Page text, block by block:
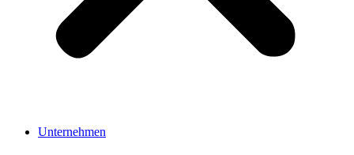
Unternehmen